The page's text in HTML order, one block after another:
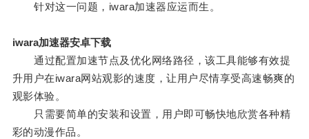
针对这一问题，iwara加速器应运而生。
iwara加速器安卓下载
通过配置加速节点及优化网络路径，该工具能够有效提
升用户在iwara网站观影的速度，让用户尽情享受高速畅爽的
观影体验。
只需要简单的安装和设置，用户即可畅快地欣赏各种精
彩的动漫作品。